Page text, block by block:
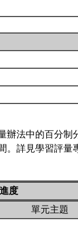
辦法中的百分制
。詳見學習評量
度
單元主題